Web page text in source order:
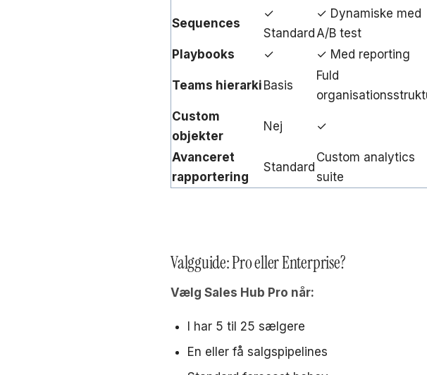
Sequences
✓
Standard
✓ Dynamiske med
A/B test
Playbooks
✓ ✓ Med reporting
Teams hierarki Basis
Fuld
Custom
objekter
Nej ✓
Avanceret
rapportering
Standard
Custom analytics
suite
Valgguide: Pro eller Enterprise?
Vælg Sales Hub Pro når:
I har 5 til 25 sælgere
En eller få salgspipelines